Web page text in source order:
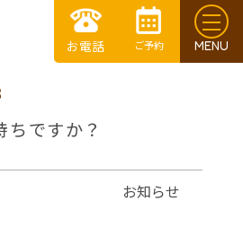
ちですか？
お知らせ